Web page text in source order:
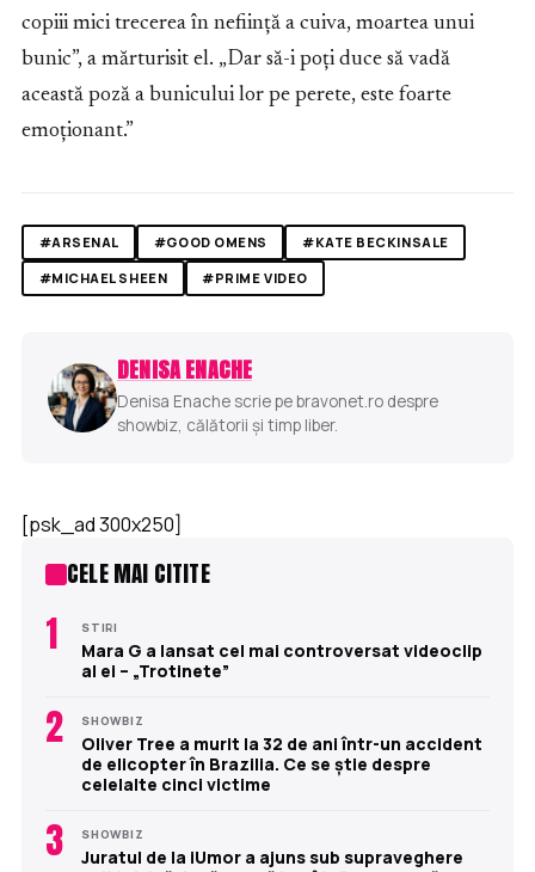
copiii mici trecerea în neființă a cuiva, moartea unui
bunic”, a mărturisit el. „Dar să-i poți duce să vadă
această poză a bunicului lor pe perete, este foarte
emoționant.”
#ARSENAL #GOOD OMENS
#KATE BECKINSALE
#MICHAEL SHEEN
#PRIME VIDEO
DENISA ENACHE
Denisa Enache scrie pe bravonet.ro despre
showbiz, călătorii și timp liber.
[psk_ad 300x250]
CELE MAI CITITE
1 STIRI
Mara G a lansat cel mai controversat videoclip
al ei – „Trotinete”
2 SHOWBIZ
Oliver Tree a murit la 32 de ani într-un accident
de elicopter în Brazilia. Ce se știe despre
celelalte cinci victime
3 SHOWBIZ
Juratul de la iUmor a ajuns sub supraveghere